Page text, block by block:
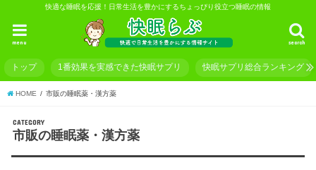
快適な睡眠を応援！日常生活を豊かにするちょっぴり役立つ睡眠の情報
search
menu
トップ 1番効果を実感できた快眠サプリ 快眠サプリ総合ランキング
HOME 市販の睡眠薬・漢方薬
CATEGORY
市販の睡眠薬・漢方薬